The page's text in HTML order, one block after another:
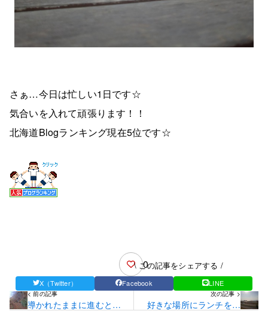
さぁ…今日は忙しい1日です☆
気合いを入れて頑張ります！！
北海道Blogランキング現在5位です☆
0
\ この記事をシェアする /
X（Twitter） Facebook LINE
< 前の記事
導かれたままに進むと滝
がありました…☆
次の記事 >
好きな場所にランチを食
べに行く☆